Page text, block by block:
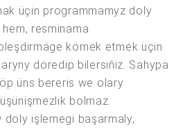
üçin programmamyz doly
resminama
kömek etmek üçin
döredip bilersiňiz. Sahypa
üns bereris we olary
bolmaz.
işlemegi başarmaly,